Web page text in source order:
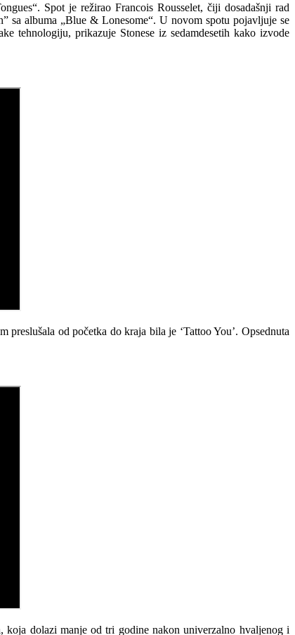
Spot je režirao Francois Rousselet, čiji dosadašnji rad
sa albuma „Blue & Lonesome“. U novom spotu pojavljuje se
tehnologiju, prikazuje Stonese iz sedamdesetih kako izvode
od početka do kraja bila je ‘Tattoo You’. Opsednuta
dolazi manje od tri godine nakon univerzalno hvaljenog i